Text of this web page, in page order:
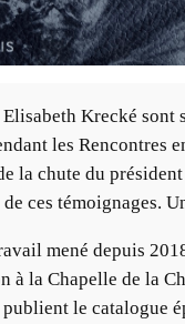
Krecké sont
les Rencontres
la chute du
ces témoignages.
mené depuis
à la Chapelle de la
le catalogue